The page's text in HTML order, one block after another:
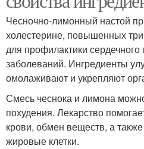
Чесночно-лимонный настой
холестерине, повышенных
для профилактики
заболеваний. Ингредиенты
омолаживают и укрепляют
Смесь чеснока и лимона
похудения. Лекарство
крови, обмен веществ, а
жировые клетки.